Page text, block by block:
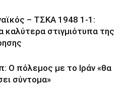
– ΤΣΚΑ 1948 1-1:
καλύτερα στιγμιότυπα της
Ο πόλεμος με το Ιράν «θα
σύντομα»